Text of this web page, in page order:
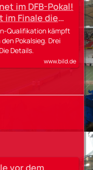
im DFB-Pokal!
Finale die
Qualifikation kämpft
Pokalsieg. Drei
Details.
www.bild.de